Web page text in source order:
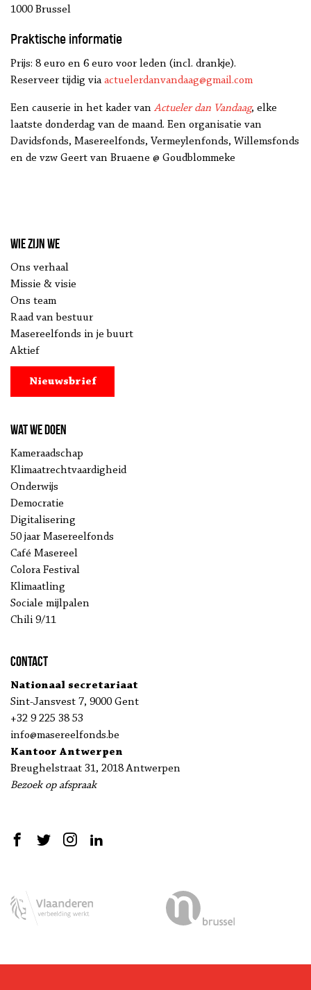
1000 Brussel
Praktische informatie
Prijs: 8 euro en 6 euro voor leden (incl. drankje).
Reserveer tijdig viaactuelerdanvandaag@gmail.com
Een causerie in het kader van Actueler dan Vandaag, elke
laatste donderdag van de maand. Een organisatie van
Davidsfonds, Masereelfonds, Vermeylenfonds, Willemsfonds
en de vzw Geert van Bruaene @ Goudblommeke
Wie zijn we
Ons verhaal
Missie & visie
Ons team
Raad van bestuur
Masereelfonds in je buurt
Aktief
Nieuwsbrief
Wat we doen
Kameraadschap
Klimaatrechtvaardigheid
Onderwijs
Democratie
Digitalisering
50 jaar Masereelfonds
Café Masereel
Colora Festival
Klimaatling
Sociale mijlpalen
Chili 9/11
Contact
Nationaal secretariaat
Sint-Jansvest 7, 9000 Gent
+32 9 225 38 53
info@masereelfonds.be
Kantoor Antwerpen
Breughelstraat 31, 2018 Antwerpen
Bezoek op afspraak